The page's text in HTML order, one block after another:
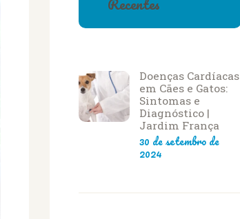
Doenças Cardíacas
em Cães e Gatos:
Sintomas e
Diagnóstico |
Jardim França
30 de setembro de
2024